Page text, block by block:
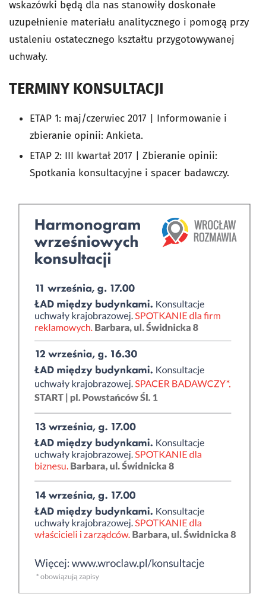
wskazówki będą dla nas stanowiły doskonałe
uzupełnienie materiału analitycznego i pomogą przy
ustaleniu ostatecznego kształtu przygotowywanej
uchwały.
TERMINY KONSULTACJI
ETAP 1: maj/czerwiec 2017 | Informowanie i
zbieranie opinii: Ankieta.
ETAP 2: III kwartał 2017 | Zbieranie opinii:
Spotkania konsultacyjne i spacer badawczy.